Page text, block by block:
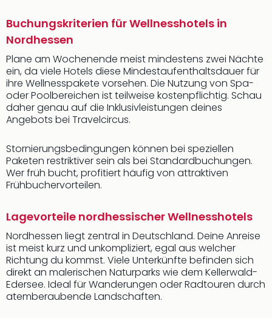
Buchungskriterien für Wellnesshotels in
Nordhessen
Plane am Wochenende meist mindestens zwei Nächte
ein, da viele Hotels diese Mindestaufenthaltsdauer für
ihre Wellnesspakete vorsehen. Die Nutzung von Spa-
oder Poolbereichen ist teilweise kostenpflichtig. Schau
daher genau auf die Inklusivleistungen deines
Angebots bei Travelcircus.
Stornierungsbedingungen können bei speziellen
Paketen restriktiver sein als bei Standardbuchungen.
Wer früh bucht, profitiert häufig von attraktiven
Frühbuchervorteilen.
Lagevorteile nordhessischer Wellnesshotels
Nordhessen liegt zentral in Deutschland. Deine Anreise
ist meist kurz und unkompliziert, egal aus welcher
Richtung du kommst. Viele Unterkünfte befinden sich
direkt an malerischen Naturparks wie dem Kellerwald-
Edersee. Ideal für Wanderungen oder Radtouren durch
atemberaubende Landschaften.